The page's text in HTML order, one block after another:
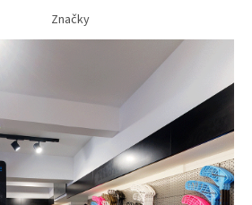
Značky